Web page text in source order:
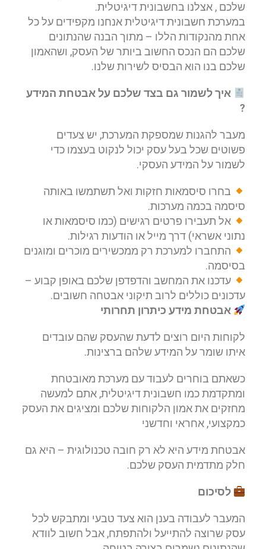
שלכם , אצלנו בחשבונית דיגיטלית.
במערכת חשבונית דיגיטלית אנחנו מקפידים על כל
אחת מהנקודות הללו – מתוך הבנה שהנתונים
שלכם הם הנכס החשוב ביותר של העסק, ושהאמון
שלכם בנו הוא הבסיס לשירות שלנו.
איך לשמור גם בצד שלכם על אבטחת המידע
?
מעבר להגנות שמספקת המערכת, יש צעדים
פשוטים שכל בעל עסק יכול לנקוט בעצמו כדי
לשמור על המידע העסקי.
בחרו סיסמאות חזקות ואל תשתמשו באותה
סיסמה בכמה מערכות.
אל תעבירו פרטים רגישים (כמו סיסמאות או
נתוני אשראי) דרך מייל או הודעות רגילות.
התחברו למערכת רק ממכשירים מוכרים ומוגנים
בסיסמה.
עדכנו את המחשב והדפדפן שלכם באופן קבוע –
עדכונים כוללים לרוב תיקוני אבטחה חשובים.
אבטחת מידע כיתרון תחרותי
לקוחות היום רוצים לדעת שהעסק שהם עובדים
איתו שומר על המידע שלהם ברצינות.
כשאתם בוחרים לעבוד עם מערכת מאובטחת
ומתקדמת כמו חשבונית דיגיטלית, אתם למעשה
מחזקים את אמון הלקוחות שלכם ומציגים את העסק
כמקצועי, אחראי וחדשני
אבטחת מידע היא לא רק חובה טכנולוגית – היא גם
חלק מתדמית העסק שלכם.
לסיכום
המעבר לעבודה בענן הוא צעד טבעי ומתבקש לכל
עסק שרוצה להתייעל ולהתפתח, אבל חשוב לוודא